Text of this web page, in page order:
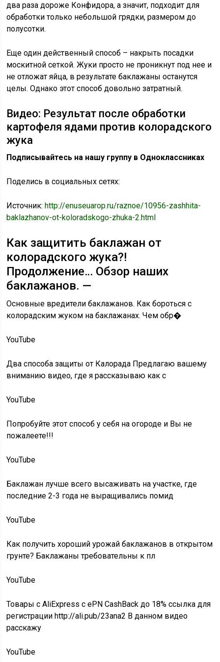
два раза дороже Конфидора, а значит, подходит для
обработки только небольшой грядки, размером до
полусотки.
Еще один действенный способ – накрыть посадки
москитной сеткой. Жуки просто не проникнут под нее и
не отложат яйца, в результате баклажаны останутся
целы. Однако этот способ довольно затратный.
Видео: Результат после обработки
картофеля ядами против колорадского
жука
Подписывайтесь на нашу группу в Одноклассниках
Поделись в социальных сетях:
Источник:http://enuseuarop.ru/raznoe/10956-zashhita-
baklazhanov-ot-koloradskogo-zhuka-2.html
Как защитить баклажан от
колорадского жука?!
Продолжение… Обзор наших
баклажанов. —
Основные вредители баклажанов. Как бороться с
колорадским жуком на баклажанах. Чем обр�
YouTube
Два способа защиты от Калорада Предлагаю вашему
вниманию видео, где я рассказываю как с
YouTube
Попробуйте этот способ у себя на огороде и Вы не
пожалеете!!!
YouTube
Баклажан лучше всего высаживать на участке, где
последние 2-3 года не выращивались помид
YouTube
Как получить хороший урожай баклажанов в открытом
грунте? Баклажаны требовательны к пл
YouTube
Товары с AliExpress c ePN CashBack до 18% ссылка для
регистрации http://ali.pub/23ana2 В данном видео
расскажу
YouTube